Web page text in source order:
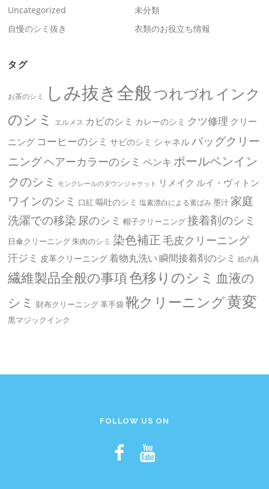
Uncategorized
未分類
自慢のシミ抜き
衣類のお役立ち情報
タグ
お茶のシミ しみ抜き全般つれづれ インク
のシミ
エルメス カビのシミ カレーのシミ クツ修理 クリー
ニング コーヒーのシミ サビのシミ シャネルバッグクリー
ニングヘアーカラーのシミ ペンキ ボールペンイン
クのシミ
モンクレールのダウンジャケット リメイク ルイ・ヴィトン
ワインのシミ 口紅 嘔吐のシミ 塩素漂白による黄ばみ墨汁 家庭
洗濯での移染 尿のシミ 帽子クリーニング接着剤のシミ
日傘クリーニング朱肉のシミ 染色補正毛皮クリーニング
汗ジミ 皮革クリーニング着物丸洗い瞬間接着剤のシミ 絵の具
繊維製品全般の事項色移りのシミ 血液の
シミ
財布クリーニング革手袋 靴クリーニング黄変
黒マジックインク
FOLLOW US ON